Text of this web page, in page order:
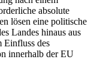
absolute
lösen eine politische
Landes hinaus aus
Einfluss des
innerhalb der EU